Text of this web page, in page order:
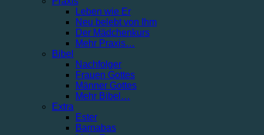
Leben wie Er
Neu belebt von Ihm
Der Mädchenkurs
Mehr Praxis…
Bibel
Nachfolger
Frauen Gottes
Männer Gottes
Mehr Bibel…
Extra
Ester
Barnabas